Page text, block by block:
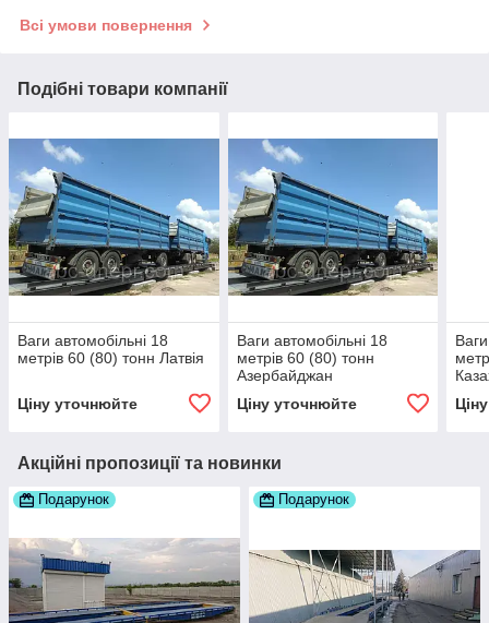
Всі умови повернення
Подібні товари компанії
Ваги автомобільні 18
метрів 60 (80) тонн Латвія
Ціну уточнюйте
Ваги автомобільні 18
метрів 60 (80) тонн
Азербайджан
Ціну уточнюйте
Акційні пропозиції та новинки
Подарунок Подарунок